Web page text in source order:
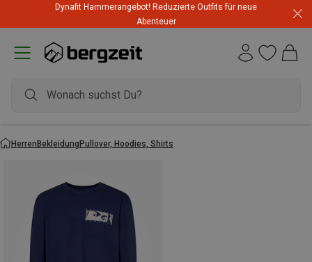
Dynafit Hammerangebot! Reduzierte Outfits für neue
Abenteuer
HerrenBekleidungPullover, Hoodies, Shirts